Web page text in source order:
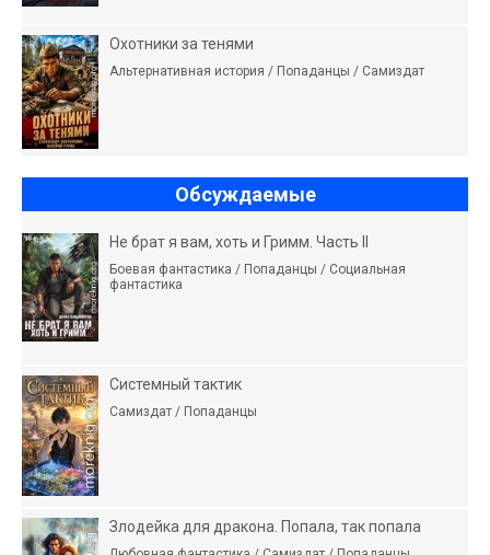
Охотники за тенями
Альтернативная история / Попаданцы / Самиздат
Обсуждаемые
Не брат я вам, хоть и Гримм. Часть II
Боевая фантастика / Попаданцы / Социальная
фантастика
Системный тактик
Самиздат / Попаданцы
Злодейка для дракона. Попала, так попала